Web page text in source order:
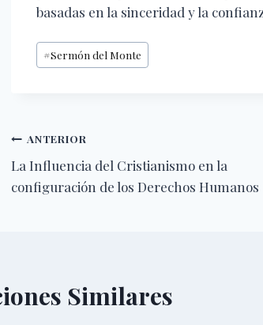
basadas en la sinceridad y la
Etiquetas
de
#Sermón del Monte
Navegación
de
ANTERIOR
La Influencia del Cristianismo en la
configuración de los Derechos Humanos
Similares